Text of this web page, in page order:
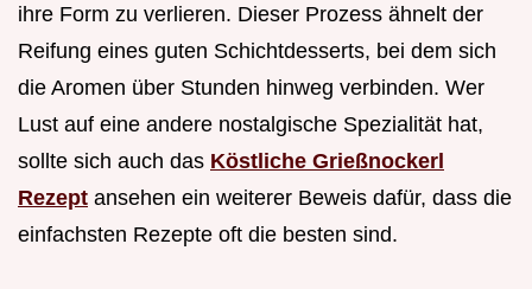
ihre Form zu verlieren. Dieser Prozess ähnelt der
Reifung eines guten Schichtdesserts, bei dem sich
die Aromen über Stunden hinweg verbinden. Wer
Lust auf eine andere nostalgische Spezialität hat,
sollte sich auch das Köstliche Grießnockerl
Rezept ansehen ein weiterer Beweis dafür, dass die
einfachsten Rezepte oft die besten sind.